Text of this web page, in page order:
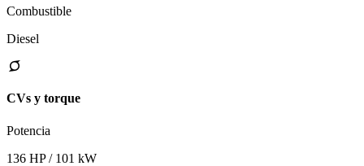
Combustible
Diesel
CVs y torque
Potencia
136 HP / 101 kW